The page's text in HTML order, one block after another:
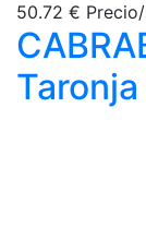
50.72 €